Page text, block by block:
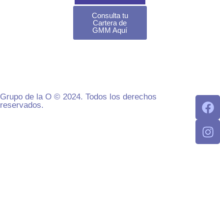
Consulta tu
Cartera de
GMM Aquí
Grupo de la O © 2024. Todos los derechos
reservados.